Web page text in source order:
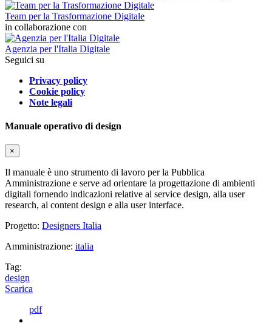
Team per la Trasformazione Digitale
in collaborazione con
Agenzia per l'Italia Digitale
Seguici su
Privacy policy
Cookie policy
Note legali
Manuale operativo di design
×
Il manuale è uno strumento di lavoro per la Pubblica
Amministrazione e serve ad orientare la progettazione di ambienti
digitali fornendo indicazioni relative al service design, alla user
research, al content design e alla user interface.
Progetto: Designers Italia
Amministrazione: italia
Tag:
design
Scarica
pdf